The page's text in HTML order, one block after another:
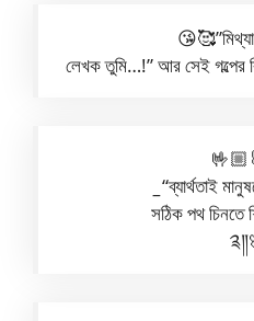
😘🥰”মিথ্যা
লেখক তুমি…!” আর সেই
“ব্যার্থতাই
সঠিক পথ চিনতে